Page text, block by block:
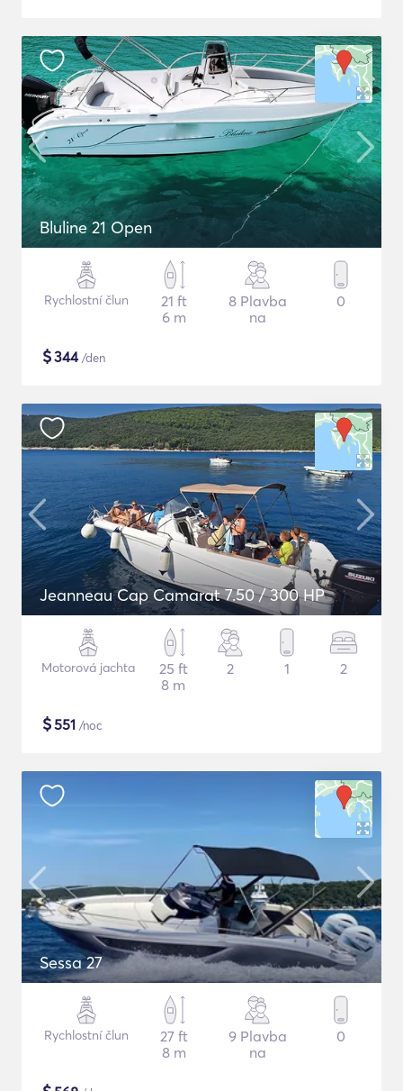
Bluline 21 Open
Rychlostní člun
21 ft
6 m
8 Plavba
na
0
$344/den
Jeanneau Cap Camarat 7.50 / 300 HP
Motorová jachta
25 ft
8 m
2 1 2
$551 /noc
Sessa 27
Rychlostní člun
27 ft
8 m
9 Plavba
na
0